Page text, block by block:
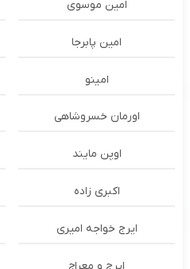
امین موسوی
امین پابرجا
امینو
اورمان خسروشاهی
اوپن مایند
اکبری زاده
ایرج خواجه امیری
ایرج و معراج